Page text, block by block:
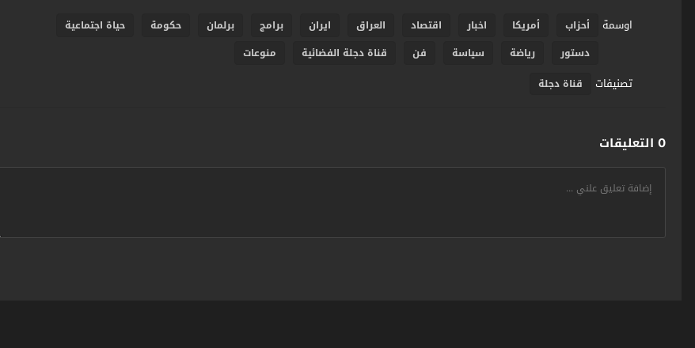
اوسمة
أحزاب أمريكا اخبار اقتصاد العراق ايران برامج برلمان حكومة
حياة اجتماعية
دستور
رياضة سياسة فن قناة دجلة الفضائية منوعات
تصنيفات قناة دجلة
0 التعليقات